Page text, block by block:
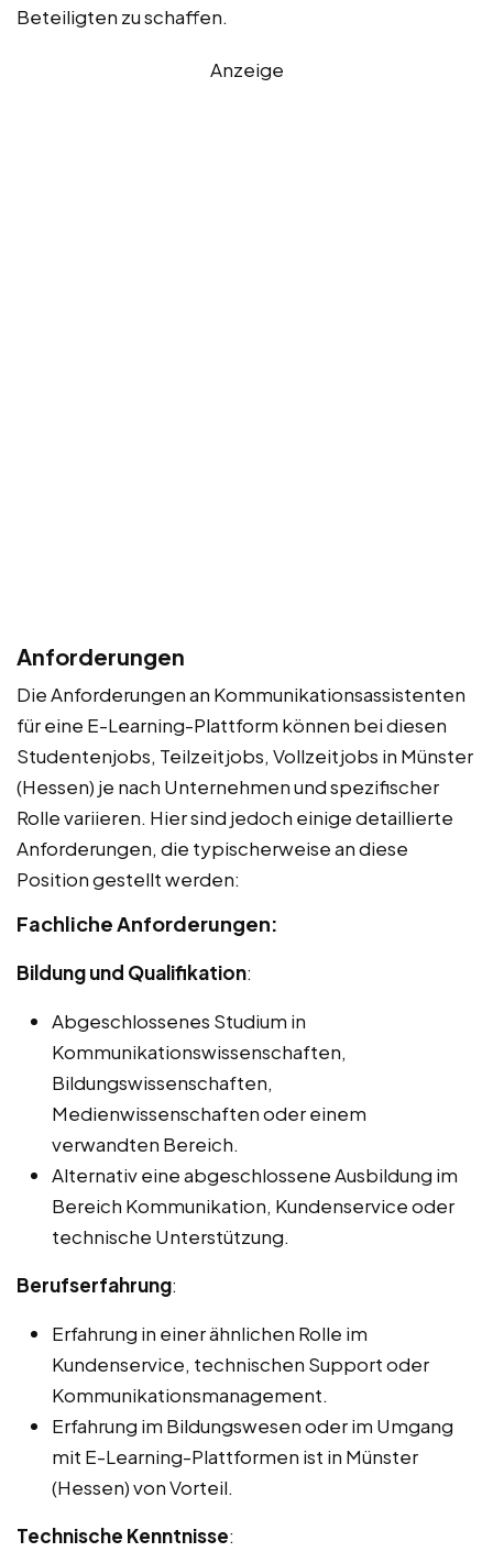
Beteiligten zu schaffen.
Anzeige
Anforderungen
Die Anforderungen an Kommunikationsassistenten
für eine E-Learning-Plattform können bei diesen
Studentenjobs, Teilzeitjobs, Vollzeitjobs in Münster
(Hessen) je nach Unternehmen und spezifischer
Rolle variieren. Hier sind jedoch einige detaillierte
Anforderungen, die typischerweise an diese
Position gestellt werden:
Fachliche Anforderungen:
Bildung und Qualifikation:
Abgeschlossenes Studium in
Kommunikationswissenschaften,
Bildungswissenschaften,
Medienwissenschaften oder einem
verwandten Bereich.
Alternativ eine abgeschlossene Ausbildung im
Bereich Kommunikation, Kundenservice oder
technische Unterstützung.
Berufserfahrung:
Erfahrung in einer ähnlichen Rolle im
Kundenservice, technischen Support oder
Kommunikationsmanagement.
Erfahrung im Bildungswesen oder im Umgang
mit E-Learning-Plattformen ist in Münster
(Hessen) von Vorteil.
Technische Kenntnisse: